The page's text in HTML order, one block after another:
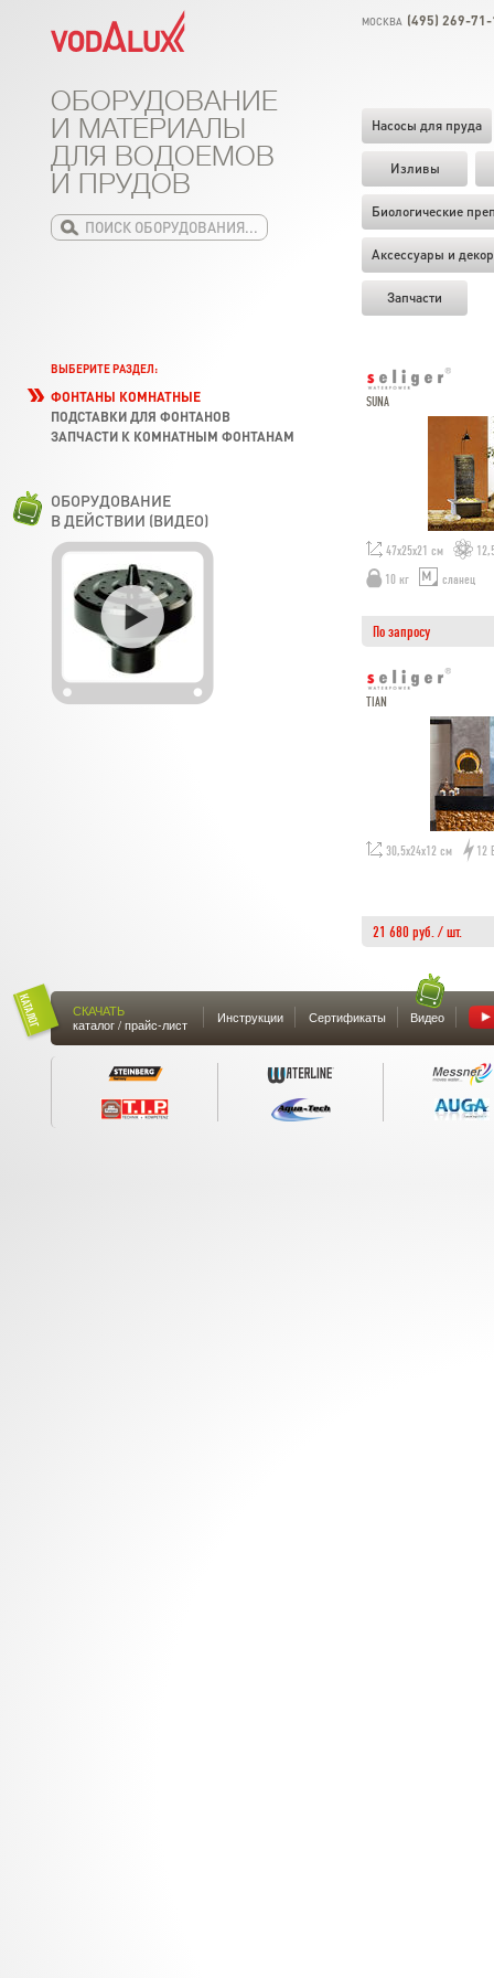
МОСКВА (495) 269-
Насосы для пруда
Изливы
Биологические
Аксессуары и декор
Запчасти
ОБОРУДОВАНИЕ
И МАТЕРИАЛЫ
ДЛЯ ВОДОЕМОВ
И ПРУДОВ
SUNA
47х25х21 см
10 кг
сланец
По запросу
TIAN
30,5х24х12 см 12
21 680 руб. / шт.
ВЫБЕРИТЕ РАЗДЕЛ:
ФОНТАНЫ КОМНАТНЫЕ
ПОДСТАВКИ ДЛЯ ФОНТАНОВ
ЗАПЧАСТИ К КОМНАТНЫМ ФОНТАНАМ
ОБОРУДОВАНИЕ
В ДЕЙСТВИИ (ВИДЕО)
СКАЧАТЬ
каталог / прайс-лист
Инструкции Сертификаты Видео